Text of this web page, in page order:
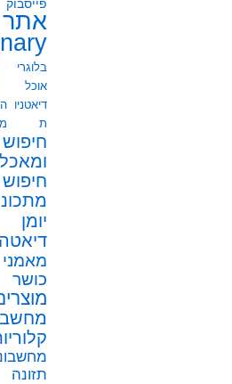
פייסבוק
אתר
בלוגרי
אוכל
דיאטניו
ת
חיפוש
יומן
דיאטה
מאמני
כושר
תזונה